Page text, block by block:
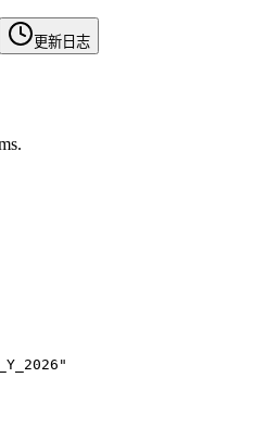
更新日志